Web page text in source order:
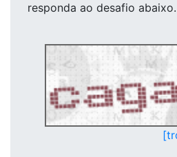
responda ao desafio abaixo.